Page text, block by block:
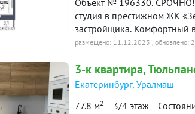
Объект № 196330. СРОЧНО!
студия в престижном ЖК
застройщика. Комфортный
в подарок! Дом очень теплый, установлены радиаторы отопления с терморегуляторами и
шаговой доступности
Возможен обмен на Вашу
Успевайте! ***Гарантийный
подарок***
размещено: 11.12.2025 , обновлено:
3-к квартира,
Екатеринбург, Уралмаш
77.8 м2 3/4 этаж